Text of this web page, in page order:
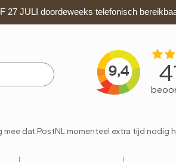
JULI doordeweeks telefonisch
dat PostNL momenteel extra tijd